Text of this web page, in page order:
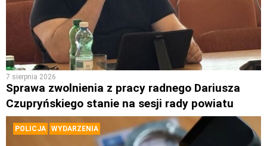
7 sierpnia 2026
Sprawa zwolnienia z pracy radnego Dariusza
Czupryńskiego stanie na sesji rady powiatu
POLICJA WYDARZENIA